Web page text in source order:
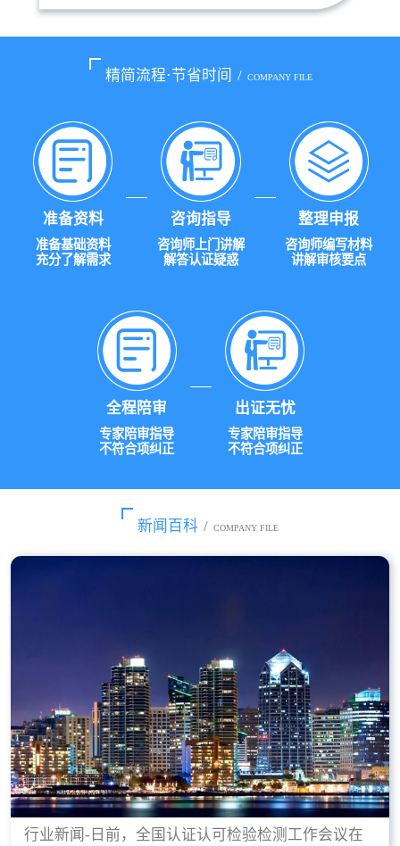
精简流程·节省时间 / COMPANY FILE
准备资料
准备基础资料
充分了解需求
咨询指导
咨询师上门讲解
解答认证疑惑
整理申报
咨询师编写材料
讲解审核要点
全程陪审
专家陪审指导
不符合项纠正
出证无忧
专家陪审指导
不符合项纠正
新闻百科 / COMPANY FILE
行业新闻-日前，全国认证认可检验检测工作会议在